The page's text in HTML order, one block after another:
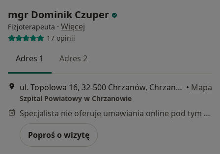
mgr Dominik Czuper
Fizjoterapeuta · Więcej
17 opinii
Adres 1 Adres 2
ul. Topolowa 16, 32-500 Chrzanów, Chrzanów • Mapa
Szpital Powiatowy w Chrzanowie
Specjalista nie oferuje umawiania online pod tym adresem.
Poproś o wizytę